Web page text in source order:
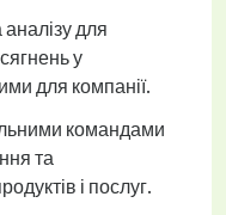
для
у
для компанії.
командами
та
і послуг.